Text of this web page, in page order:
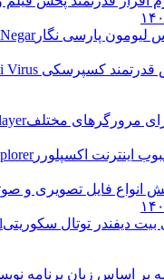
لیومون پارسی نگار
کسپرسکی 2025 Virus
مرورگرهای مختلف
اینترنت اکسپلورر
انواع فایل تصویری و
بیت دیفندر توتال سکوریتی
بر اساس زبان برنامه